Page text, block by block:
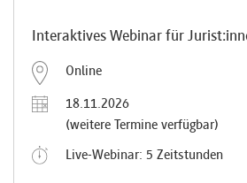
Interaktives Webinar für
Online
18.11.2026
(weitere Termine verfügbar)
Live-Webinar: 5 Zeitstunden